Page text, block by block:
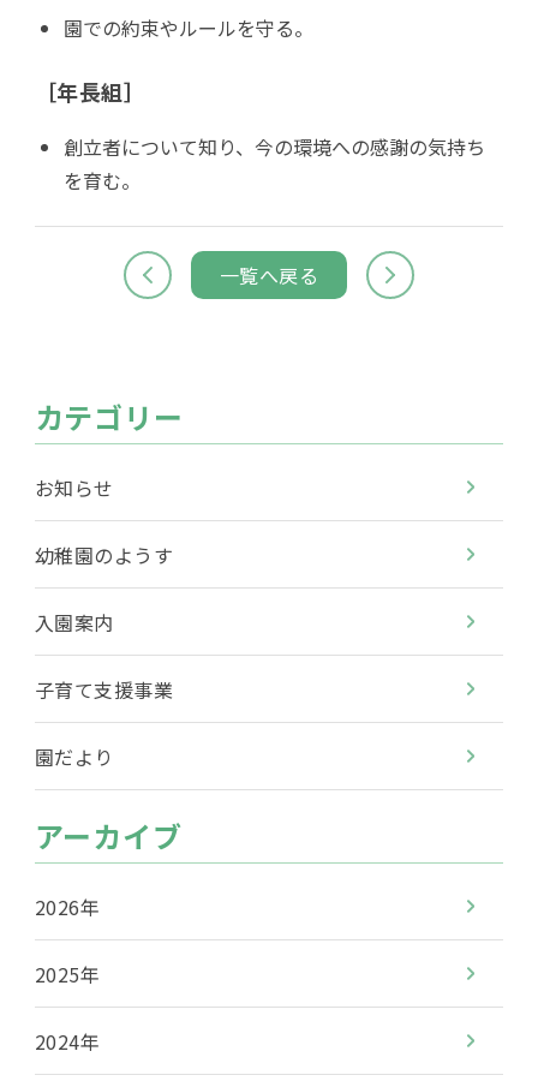
園での約束やルールを守る。
［年長組］
創立者について知り、今の環境への感謝の気持ち
を育む。
一覧へ戻る
カテゴリー
お知らせ
幼稚園のようす
入園案内
子育て支援事業
園だより
アーカイブ
2026年
2025年
2024年